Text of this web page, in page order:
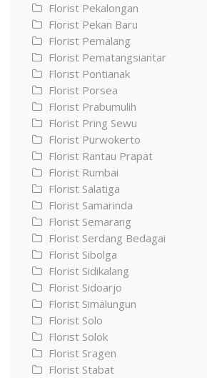
Florist Pekalongan
Florist Pekan Baru
Florist Pemalang
Florist Pematangsiantar
Florist Pontianak
Florist Porsea
Florist Prabumulih
Florist Pring Sewu
Florist Purwokerto
Florist Rantau Prapat
Florist Rumbai
Florist Salatiga
Florist Samarinda
Florist Semarang
Florist Serdang Bedagai
Florist Sibolga
Florist Sidikalang
Florist Sidoarjo
Florist Simalungun
Florist Solo
Florist Solok
Florist Sragen
Florist Stabat